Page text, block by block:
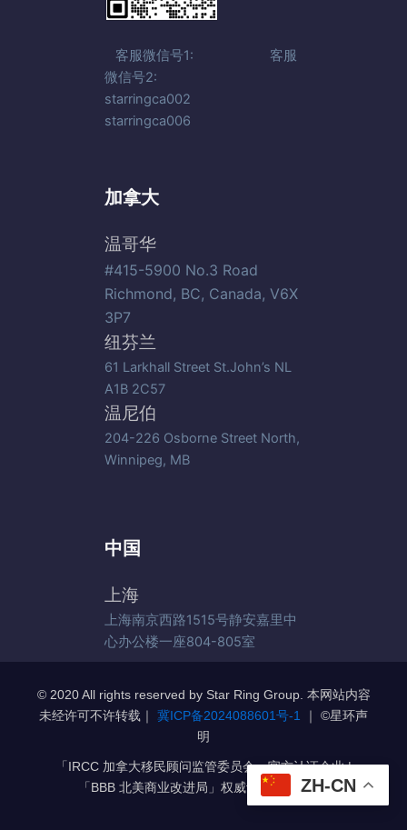
客服微信号1: 客服
微信号2:
starringca002
starringca006
加拿大
温哥华
#415-5900 No.3 Road
Richmond, BC, Canada, V6X
3P7
纽芬兰
61 Larkhall Street St.John’s NL
A1B 2C57
温尼伯
204-226 Osborne Street North,
Winnipeg, MB
中国
上海
上海南京西路1515号静安嘉里中
心办公楼一座804-805室
© 2020 All rights reserved by Star Ring Group. 本网站内容
未经许可不许转载｜ 冀ICP备2024088601号-1 ｜ ©️星环声
明
「IRCC 加拿大移民顾问监管委员会」官方认证企业 |
「BBB 北美商业改进局」权威认证 A+级企业ZH-CN